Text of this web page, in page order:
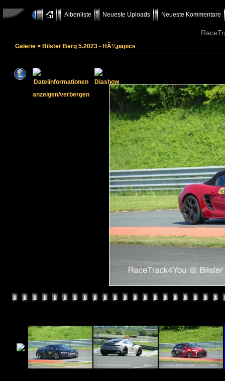
Albenliste Neueste Uploads Neueste Kommentare
Galerie > Bilster Berg 5.2023 - HÃ¼papics